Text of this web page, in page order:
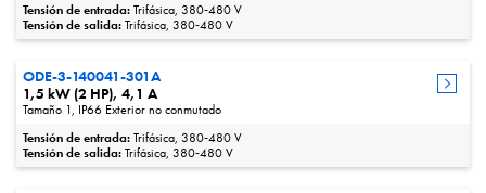
Tensión de entrada:Trifásica, 380‑480 V
Tensión de salida:Trifásica, 380‑480 V
ODE-3-140041-301A
1,5 kW (2 HP), 4,1 A
Tamaño 1, IP66 Exterior no conmutado
Tensión de entrada:Trifásica, 380‑480 V
Tensión de salida:Trifásica, 380‑480 V